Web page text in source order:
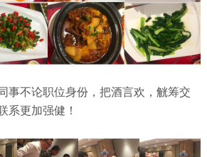
事不论职位身份，把酒言欢，觥筹交
系更加强健！